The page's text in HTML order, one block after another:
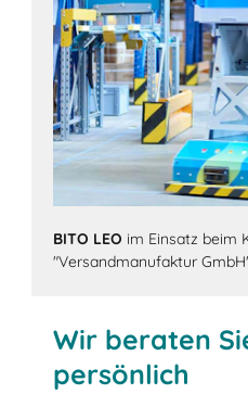
BITO LEO im Einsatz beim
"Versandmanufaktur
Wir beraten
persönlich